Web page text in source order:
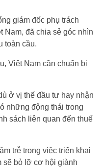
giám đốc phụ trách
Nam, đã chia sẻ góc nhìn
toàn cầu.
ở vị thế đầu tư hay nhận
những động thái trong
sách liên quan đến thuế
trễ trong việc triển khai
sẽ bỏ lỡ cơ hội giành